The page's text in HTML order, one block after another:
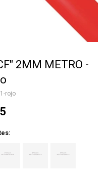
2MM METRO -
rojo